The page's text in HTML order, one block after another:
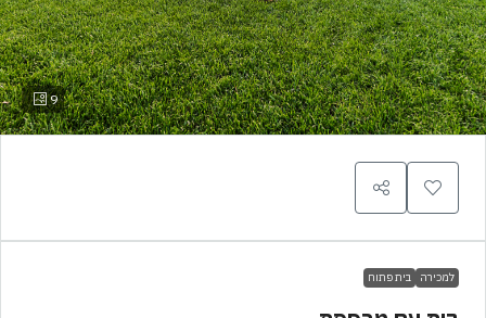
9
למכירה בית פתוח